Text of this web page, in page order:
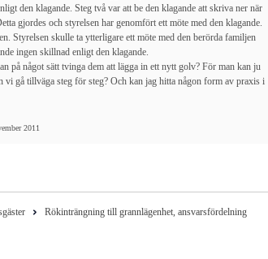
den klagande. Steg två var att be den klagande att skriva ner när
gjordes och styrelsen har genomfört ett möte med den klagande.
Styrelsen skulle ta ytterligare ett möte med den berörda familjen
ingen skillnad enligt den klagande.
på något sätt tvinga dem att lägga in ett nytt golv? För man kan ju
vi gå tillväga steg för steg? Och kan jag hitta någon form av praxis i
2011
Rökinträngning till grannlägenhet, ansvarsfördelning